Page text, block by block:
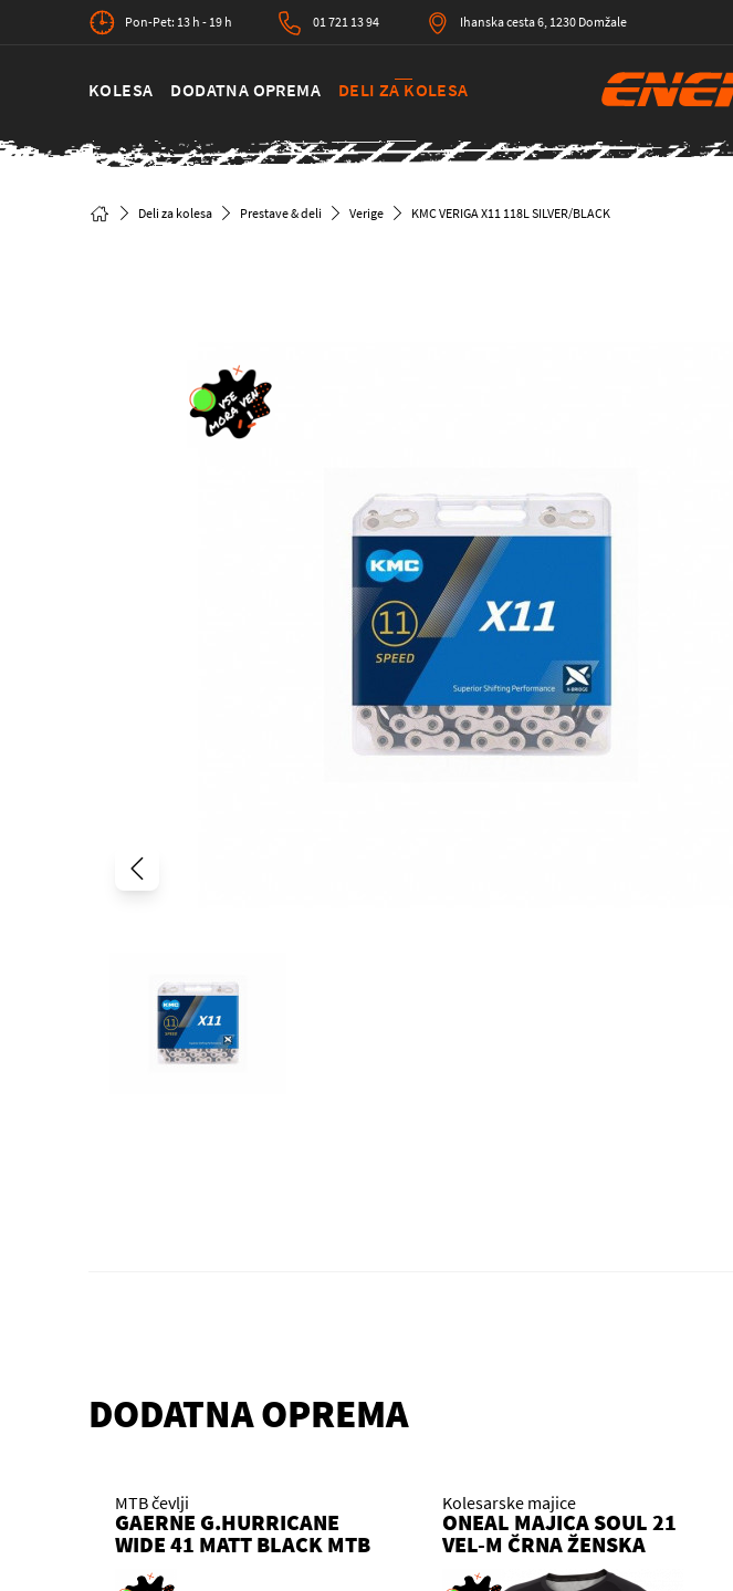
Pon-Pet: 13 h - 19 h 01 721 13 94 Ihanska cesta 6, 1230 Domžale
KOLESA DODATNA OPREMA DELI ZA KOLESA
Deli za kolesa Prestave & deli Verige KMC VERIGA X11 118L SILVER/BLACK
DODATNA OPREMA
MTB čevlji
GAERNE G.HURRICANE
WIDE 41 MATT BLACK MTB
WIDE
Kolesarske majice
ONEAL MAJICA SOUL 21
VEL-M ČRNA ŽENSKA